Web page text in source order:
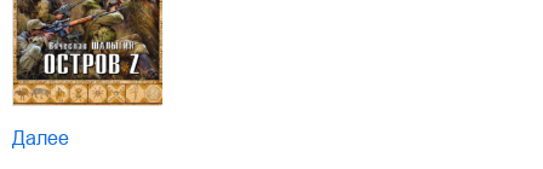
Далее